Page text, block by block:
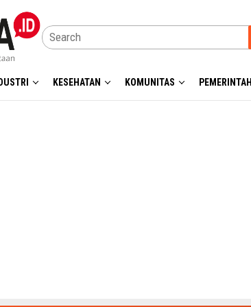
KESEHATAN KOMUNITAS PEMERINTAH